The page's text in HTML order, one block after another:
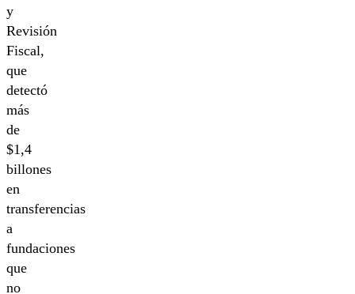
y
Revisión
Fiscal,
que
detectó
más
de
$1,4
billones
en
transferencias
a
fundaciones
que
no